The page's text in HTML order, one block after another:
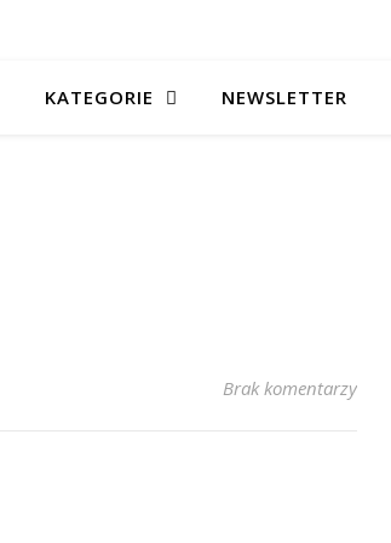
KATEGORIE NEWSLETTER
Brak komentarzy